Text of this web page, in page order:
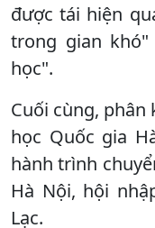
được tái hiện
trong gian
học".
Cuối cùng, phân
học Quốc gia
hành trình
Hà Nội, hội
Lạc.